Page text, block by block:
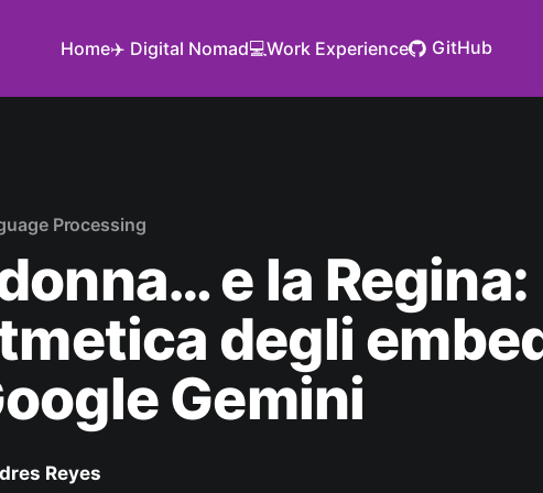
Home✈️ Digital Nomad💻Work Experience GitHub
Processing
e la Regina:
degli
Gemini
Reyes